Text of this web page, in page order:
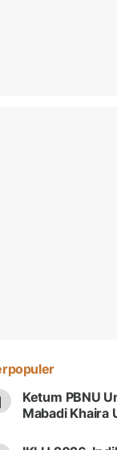
Ketum PBNU
Mabadi Khaira